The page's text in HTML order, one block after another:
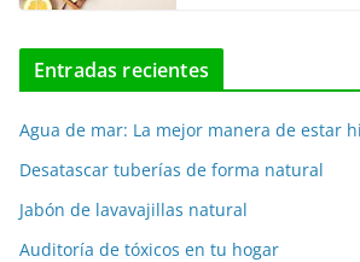
Entradas recientes
Agua de mar: La mejor manera de estar
Desatascar tuberías de forma natural
Jabón de lavavajillas natural
Auditoría de tóxicos en tu hogar